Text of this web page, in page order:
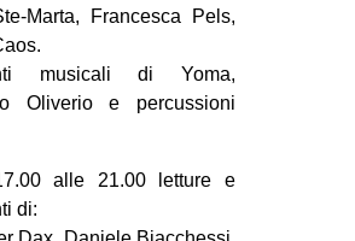
Marta, Francesca Pels,
musicali di Yoma,
Oliverio e percussioni
alle 21.00 letture e
di: